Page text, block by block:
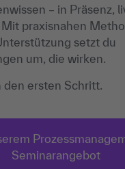
– in Präsenz,
praxisnahen
setzt du
um, die wirken.
den ersten Schritt.
Seminarangebot